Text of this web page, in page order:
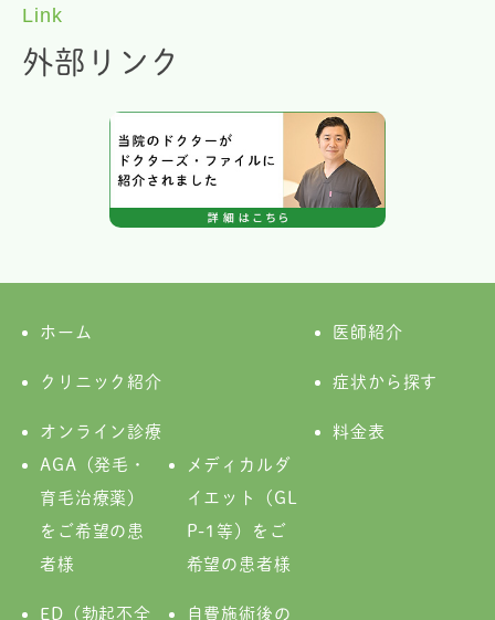
Link
外部リンク
ホーム 医師紹介
クリニック紹介 症状から探す
オンライン診療
AGA（発毛・
育毛治療薬）
をご希望の患
者様
メディカルダ
イエット（GL
P-1等）をご
希望の患者様
ED（勃起不全
自費施術後の
料金表